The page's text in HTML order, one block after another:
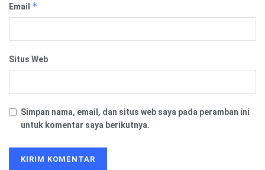
Email *
Situs Web
Simpan nama, email, dan situs web saya pada peramban ini
untuk komentar saya berikutnya.